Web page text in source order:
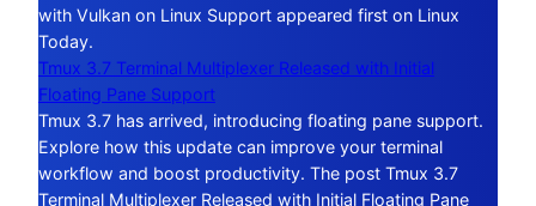
with Vulkan on Linux Support appeared first on Linux
Today.
Tmux 3.7 Terminal Multiplexer Released with Initial
Floating Pane Support
Tmux 3.7 has arrived, introducing floating pane support.
Explore how this update can improve your terminal
workflow and boost productivity. The post Tmux 3.7
Terminal Multiplexer Released with Initial Floating Pane